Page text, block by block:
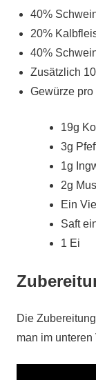
40%
20%
40%
Zusätzlich
Gewürze pro
19g
3g
1g
2g
Ein
Saft
1 Ei
Die
man im unteren